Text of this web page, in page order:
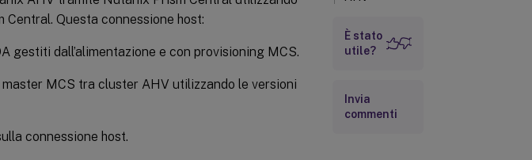
Questa connessione host:
gestiti dall’alimentazione e con provisioning MCS.
MCS tra cluster AHV utilizzando le versioni
connessione host.
dopo
È stato
utile?
Invia
commenti